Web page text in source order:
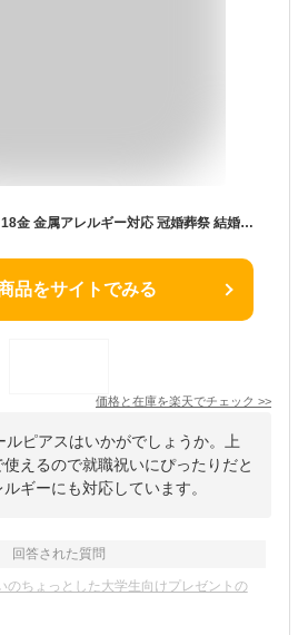
パール 真珠 ピアス K18 18金 金属アレルギー対応 冠婚葬祭 結婚式 お呼ばれ パールピアス 一粒 普段 使い 6mm 8mm 9mm 大粒 卒業式 入学式 新成人 お祝い クリスマス プレゼント 誕生日プレゼント 女友達 ギフト 50代 20代 30代 40代 結婚記念日 妻 【優】【P】
品をサイトでみる
価格と在庫を楽天でチェック >>
ルピアスはいかがでしょうか。上
えるので就職祝いにぴったりだと
ギーにも対応しています。
回答された質問
のちょっとした大学生向けプレゼントの